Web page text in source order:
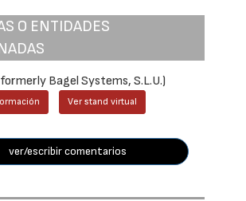
O ENTIDADES
Bagel Systems, S.L.U.)
Ver stand virtual
ver/escribir comentarios